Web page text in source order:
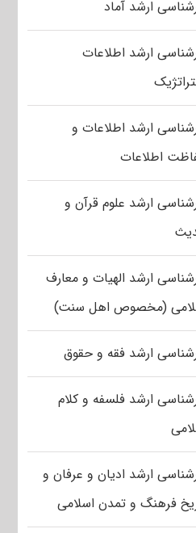
ارشد آماد
ارشد اطلاعات
ارشد اطلاعات و
اطلاعات
ارشد علوم قرآن و
ارشد الهیات و معارف
(مخصوص اهل سنت)
ارشد فقه و حقوق
ارشد فلسفه و کلام
ارشد ادیان و عرفان و
فرهنگ و تمدن اسلامی